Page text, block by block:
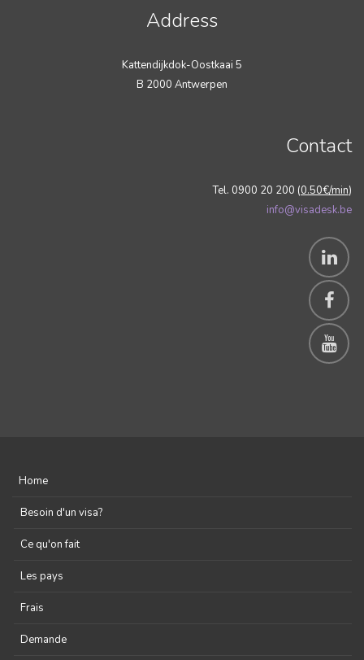
Address
Kattendijkdok-Oostkaai 5
B 2000 Antwerpen
Contact
Tel. 0900 20 200 (0.50€/min)
info@visadesk.be
Home
Besoin d'un visa?
Ce qu'on fait
Les pays
Frais
Demande